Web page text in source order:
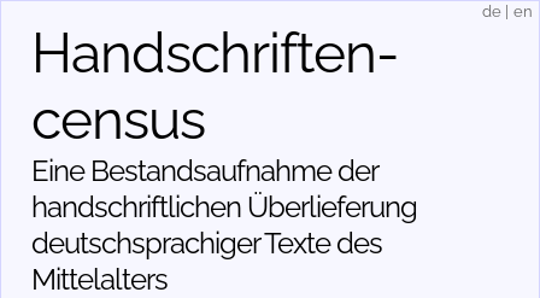
Handschriften­
census
Eine Bestandsaufnahme der
handschriftlichen Über­lieferung
deutschsprachiger Texte des
Mittelalters
de en